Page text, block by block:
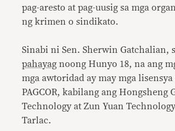
pag-aresto at pag-uusig sa mga
ng krimen o sindikato.
Sinabi ni Sen. Sherwin Gatchalian,
pahayag noong Hunyo 18, na ang
mga awtoridad ay may mga lisensya
PAGCOR, kabilang ang Hongsheng
Technology at Zun Yuan
Tarlac.